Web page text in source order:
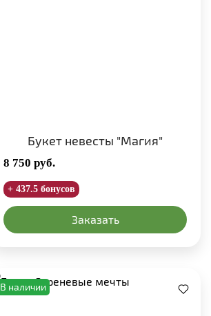
Букет невесты "Магия"
8 750 руб.
+ 437.5 бонусов
Заказать
В наличии